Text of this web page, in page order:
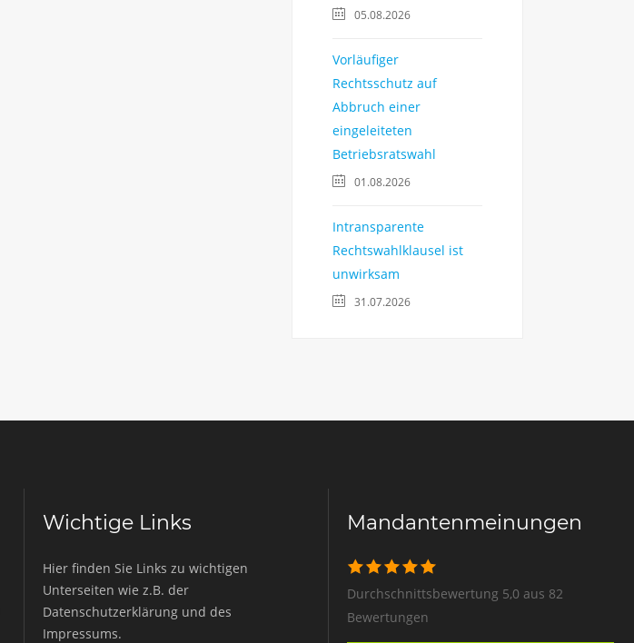
05.08.2026
Vorläufiger
Rechtsschutz auf
Abbruch einer
eingeleiteten
Betriebsratswahl
01.08.2026
Intransparente
Rechtswahlklausel ist
unwirksam
31.07.2026
Wichtige Links
Hier finden Sie Links zu wichtigen
Unterseiten wie z.B. der
Datenschutzerklärung und des
Impressums.
Mandantenmeinungen
Durchschnittsbewertung 5,0 aus 82
Bewertungen